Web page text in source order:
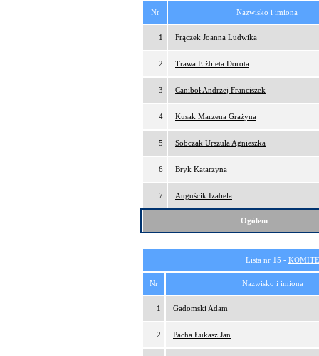
Nr Nazwisko i imiona
1 Frączek Joanna Ludwika
2 Trawa Elżbieta Dorota
3 Caniboł Andrzej Franciszek
4 Kusak Marzena Grażyna
5 Sobczak Urszula Agnieszka
6 Bryk Katarzyna
7 Auguścik Izabela
Ogółem
Lista nr 15 -
Nr Nazwisko i imiona
1 Gadomski Adam
2 Pacha Łukasz Jan